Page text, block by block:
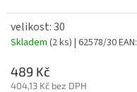
velikost: 30
Skladem (2 ks) | 62578/30EAN:
489 Kč
404,13 Kč bez DPH